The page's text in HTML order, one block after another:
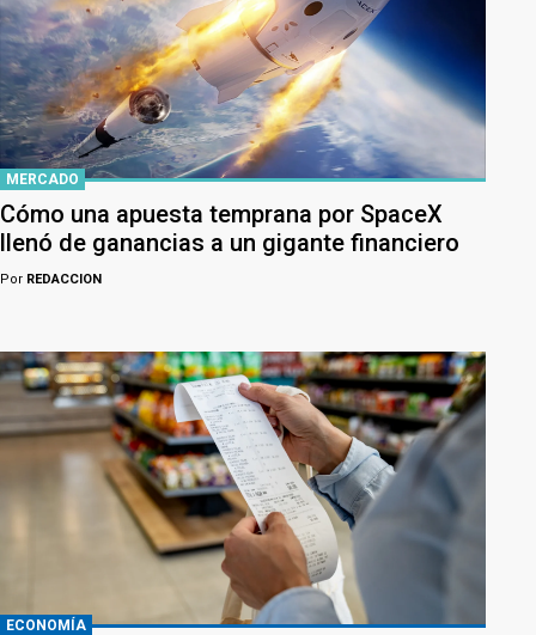
MERCADO
Cómo una apuesta temprana por SpaceX
llenó de ganancias a un gigante financiero
Por REDACCION
ECONOMÍA